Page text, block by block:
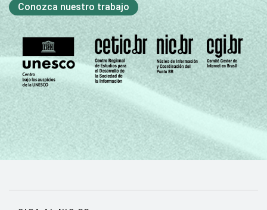
Conozca nuestro trabajo